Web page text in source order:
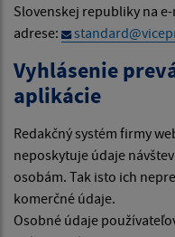
Slovenskej republiky na
adrese:
Vyhlásenie
aplikácie
Redakčný systém firmy
neposkytuje údaje
osobám. Tak isto ich
komerčné údaje.
Osobné údaje